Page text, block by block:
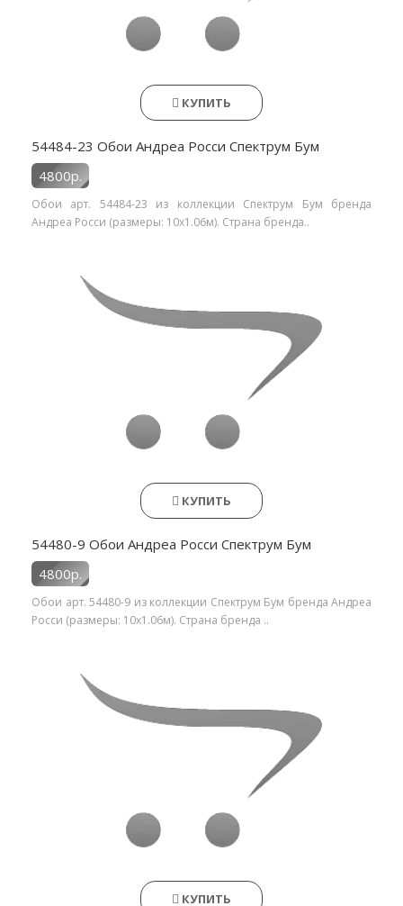
КУПИТЬ
54484-23 Обои Андреа Росси Спектрум Бум
4800р.
Обои арт. 54484-23 из коллекции Спектрум Бум бренда
Андреа Росси (размеры: 10х1.06м). Страна бренда..
КУПИТЬ
54480-9 Обои Андреа Росси Спектрум Бум
4800р.
Обои арт. 54480-9 из коллекции Спектрум Бум бренда Андреа
Росси (размеры: 10х1.06м). Страна бренда ..
КУПИТЬ